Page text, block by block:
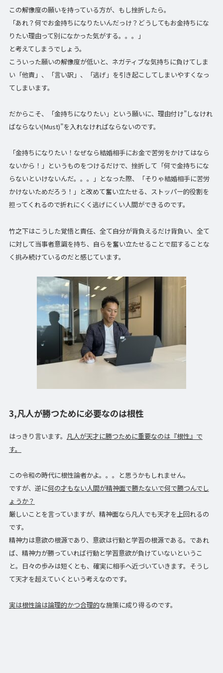
この解像度の願いを持っている方が、もし挫折したら。
「あれ？何でお金持ちになりたいんだっけ？どうしてもお金持ちにな
りたい理由って別になかった気がする。。。」
と考えてしまうでしょう。
こういった願いの解像度が低いと、ネガティブな気持ちに負けてしま
い「他責」、「言い訳」、「逃げ」を引き起こしてしまいやすくなっ
てしまいます。
だからこそ、「金持ちになりたい」という願いに、理由付け”しなけれ
ばならない(Must)”を入れなければならないのです。
「金持ちになりたい！なぜなら結婚相手にお金で苦労をかけてはなら
ないから！」というものをつけるだけで、挫折して「何で金持ちにな
らないといけないんだ。。。」となった際、「そりゃ結婚相手に苦労
かけないためだろう！」と改めて奮い立たせる、ストッパー的役割を
担ってくれるので折れにくく逃げにくい人間ができるのです。
竹之下はこうした覚悟と責任、全て自分が背負えるだけ背負い、全て
に対して当事者意識を持ち、自らを奮い立たせることで屈することな
く挑み続けているのだと感じています。
3,凡人が勝つために必要なのは根性
はっきり言います。 凡人が天才に勝つために重要なのは『根性』で
す。
この令和の時代に根性論者かよ。。。と思うかもしれません。
ですが、逆に何の才もない人間が精神面で勝たないで何で勝つんでし
ょうか？
厳しいことを言っていますが、精神面なら凡人でも天才を上回れるの
です。
精神力は意欲の根源であり、意欲は行動と学習の根源である。であれ
ば、精神力が勝っていれば行動と学習意欲が負けていないというこ
と。日々の歩みは短くとも、確実に相手へ近づいていきます。そうし
て天才を超えていくという考えなのです。
実は根性論は論理的かつ合理的な施策に成り得るのです。